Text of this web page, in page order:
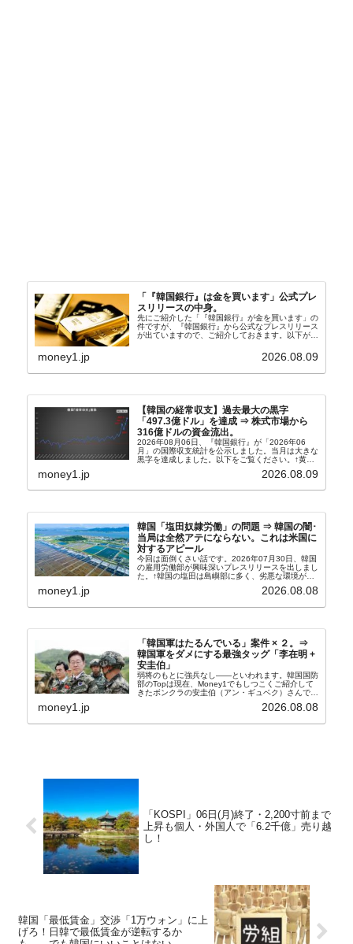
「『韓国銀行』は金を買います」公式プレ
スリリースの中身。
先にご紹介した「『韓国銀行』が金を買います」の
件ですが、『韓国銀行』から公式なプレスリリース
が出ていますので、ご紹介しておきます。以下が全
れ協力体制を構築□『韓国銀行』は、国内生産金の
money1.jp 2026.08.09
【韓国の経常収支】過去最大の黒字
「497.3億ドル」を達成 ⇒ 株式市場から
316億ドルの資金流出。
2026年08月06日、『韓国銀行』が「2026年06
月」の国際収支統計を公示しました。当月は大きな
黒字を達成しました。以下をご覧ください。↑黄色
の経常収支です。2026年06月貿易収支：4...
money1.jp 2026.08.09
韓国「塩田奴隷労働」の問題 ⇒ 韓国の闇･
当局は全然アテにならない。これは米国に
対するアピール
今回は面倒くさい話です。2026年07月30日、韓国
の雇用労働部が興味深いプレスリリースを出しまし
た。↑韓国の塩田は島嶼部に多く、劣悪な環境が一
たといわれます（後述）。これは、いわゆる「塩田
money1.jp 2026.08.08
「韓国軍はたるんでいる」案件 × ２。⇒
韓国軍をダメにする最強タッグ「李在明 +
安圭伯」
弱将のもとに強兵なし――といわれます。韓国国防
部のTopは現在、Money1でもしつこくご紹介して
きたボンクラの安圭伯（アン・ギュベク）さんで
す。↑経済的無知蒙昧な李在明（イ・ジェミョン）
さんと「韓国初の文官上がり」の国防部長官安圭伯
money1.jp 2026.08.08
「KOSPI」06日(月)終了・2,200寸前まで
上昇も個人・外国人で「6.2千億」売り越
し！
韓国「最低賃金」交渉「1万ウォン」に上
げろ！日韓で最低賃金が逆転するか